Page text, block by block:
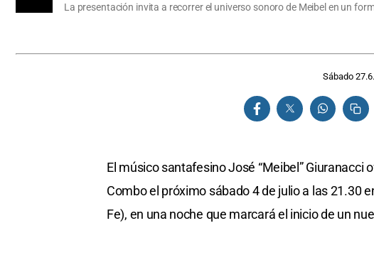
La presentación invita a recorrer el universo sonoro de Meibel en un
Sábado
El músico santafesino José “Meibel”
Combo el próximo sábado 4 de julio a las 21.30
Fe), en una noche que marcará el inicio de un